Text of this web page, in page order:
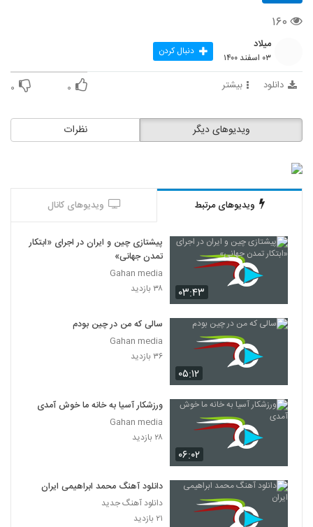
۱۶۰
میلاد
۰۳ اسفند ۱۴۰۰ دنبال کردن
دانلود بیشتر ۰ ۰
نظرات ویدیوهای دیگر
ویدیوهای مرتبط ویدیوهای کانال
۰۳:۴۳
پیشتازی چین و ایران در اجرای «ابتکار
تمدن جهانی»
Gahan media
۳۸ بازدید
۰۵:۱۲
سالی که من در چین بودم
Gahan media
۳۶ بازدید
۰۶:۰۲
ورزشکار آسیا به خانه ما خوش آمدی
Gahan media
۲۸ بازدید
دانلود آهنگ محمد ابراهیمی ایران
دانلود آهنگ جدید
۲۱ بازدید